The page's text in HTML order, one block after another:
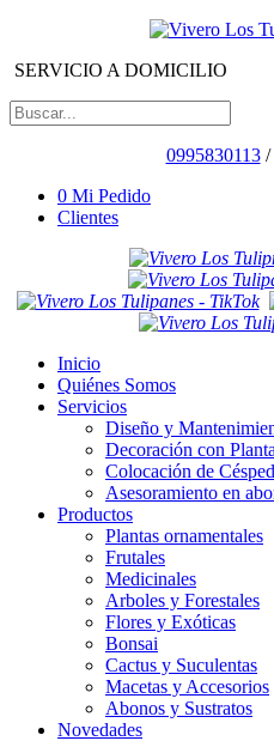
SERVICIO A DOMICILIO
0995830113/
0 Mi Pedido
Clientes
Inicio
Quiénes Somos
Servicios
Diseño y
Decoración con
Colocación de Césped
Asesoramiento en
Productos
Plantas ornamentales
Frutales
Medicinales
Arboles y Forestales
Flores y Exóticas
Bonsai
Cactus y Suculentas
Macetas y Accesorios
Abonos y Sustratos
Novedades